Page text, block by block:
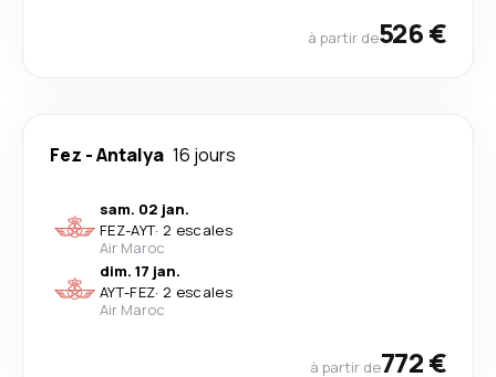
à partir de526 €
Fez -Antalya 16 jours
sam. 02 jan.
FEZ-AYT· 2 escales
Air Maroc
dim. 17 jan.
AYT-FEZ· 2 escales
Air Maroc
à partir de772 €